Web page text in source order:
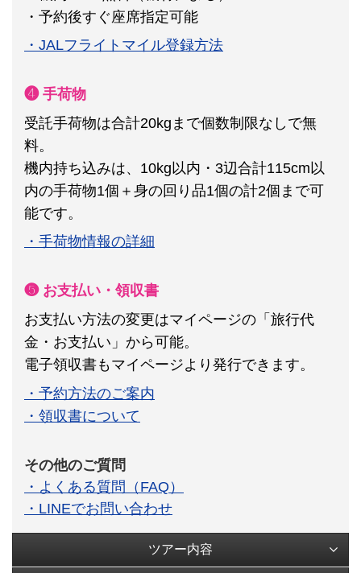
・予約後すぐ座席指定可能
・JALフライトマイル登録方法
❹ 手荷物
受託手荷物は合計20kgまで個数制限なしで無
料。
機内持ち込みは、10kg以内・3辺合計115cm以
内の手荷物1個＋身の回り品1個の計2個まで可
能です。
・手荷物情報の詳細
❺ お支払い・領収書
お支払い方法の変更はマイページの「旅行代
金・お支払い」から可能。
電子領収書もマイページより発行できます。
・予約方法のご案内
・領収書について
その他のご質問
・よくある質問（FAQ）
・LINEでお問い合わせ
ツアー内容